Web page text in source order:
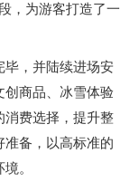
，为游客打造了一
毕，并陆续进场安
创商品、冰雪体验
消费选择，提升整
准备，以高标准的
。